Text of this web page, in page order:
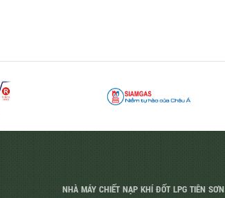
NHÀ MÁY CHIẾT NẠP KHÍ ĐỐT LPG TIÊN SƠN